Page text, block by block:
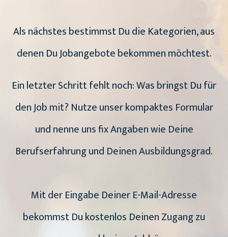
Als nächstes bestimmst Du die Kategorien, aus
denen Du Jobangebote bekommen möchtest.
Ein letzter Schritt fehlt noch: Was bringst Du für
den Job mit? Nutze unser kompaktes Formular
und nenne uns fix Angaben wie Deine
Berufserfahrung und Deinen Ausbildungsgrad.
Mit der Eingabe Deiner E-Mail-Adresse
bekommst Du kostenlos Deinen Zugang zu